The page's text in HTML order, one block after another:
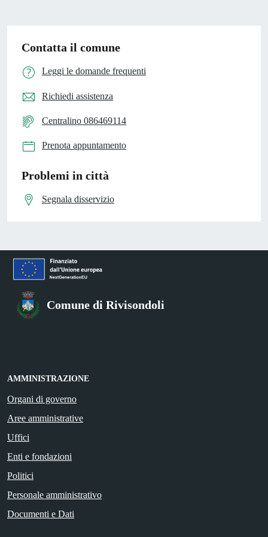
Contatta il comune
Leggi le domande frequenti
Richiedi assistenza
Centralino 086469114
Prenota appuntamento
Problemi in città
Segnala disservizio
Comune di Rivisondoli
AMMINISTRAZIONE
Organi di governo
Aree amministrative
Uffici
Enti e fondazioni
Politici
Personale amministrativo
Documenti e Dati